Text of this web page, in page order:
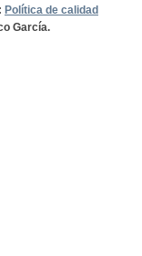
Política de calidad
García.